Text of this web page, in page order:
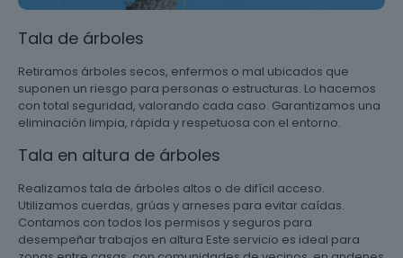
Tala de árboles
Retiramos árboles secos, enfermos o mal ubicados que
suponen un riesgo para personas o estructuras. Lo hacemos
con total seguridad, valorando cada caso. Garantizamos una
eliminación limpia, rápida y respetuosa con el entorno.
Tala en altura de árboles
Realizamos tala de árboles altos o de difícil acceso.
Utilizamos cuerdas, grúas y arneses para evitar caídas.
Contamos con todos los permisos y seguros para
desempeñar trabajos en altura Este servicio es ideal para